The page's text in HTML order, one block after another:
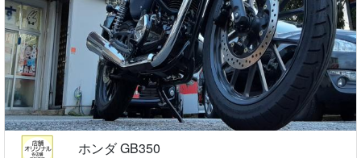
ホンダ GB350